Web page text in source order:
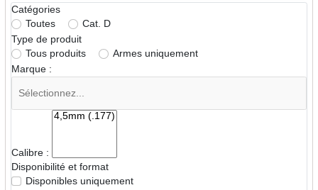
Catégories
Toutes
Cat. D
Type de produit
Tous produits
Armes uniquement
Marque :
Calibre :
Disponibilité et format
Disponibles uniquement